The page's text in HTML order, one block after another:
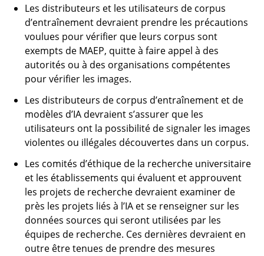
Les distributeurs et les utilisateurs de corpus
d’entraînement devraient prendre les précautions
voulues pour vérifier que leurs corpus sont
exempts de MAEP, quitte à faire appel à des
autorités ou à des organisations compétentes
pour vérifier les images.
Les distributeurs de corpus d’entraînement et de
modèles d’IA devraient s’assurer que les
utilisateurs ont la possibilité de signaler les images
violentes ou illégales découvertes dans un corpus.
Les comités d’éthique de la recherche universitaire
et les établissements qui évaluent et approuvent
les projets de recherche devraient examiner de
près les projets liés à l’IA et se renseigner sur les
données sources qui seront utilisées par les
équipes de recherche. Ces dernières devraient en
outre être tenues de prendre des mesures